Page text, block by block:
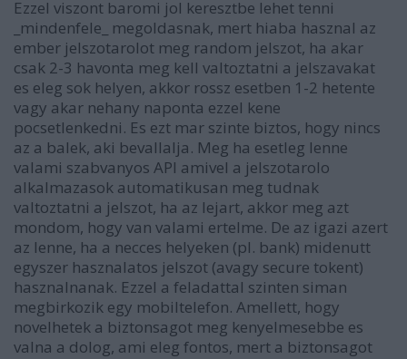
Ezzel viszont baromi jol keresztbe lehet tenni
_mindenfele_ megoldasnak, mert hiaba hasznal az
ember jelszotarolot meg random jelszot, ha akar
csak 2-3 havonta meg kell valtoztatni a jelszavakat
es eleg sok helyen, akkor rossz esetben 1-2 hetente
vagy akar nehany naponta ezzel kene
pocsetlenkedni. Es ezt mar szinte biztos, hogy nincs
az a balek, aki bevallalja. Meg ha esetleg lenne
valami szabvanyos API amivel a jelszotarolo
alkalmazasok automatikusan meg tudnak
valtoztatni a jelszot, ha az lejart, akkor meg azt
mondom, hogy van valami ertelme. De az igazi azert
az lenne, ha a necces helyeken (pl. bank) midenutt
egyszer hasznalatos jelszot (avagy secure tokent)
hasznalnanak. Ezzel a feladattal szinten siman
megbirkozik egy mobiltelefon. Amellett, hogy
novelhetek a biztonsagot meg kenyelmesebbe es
valna a dolog, ami eleg fontos, mert a biztonsagot